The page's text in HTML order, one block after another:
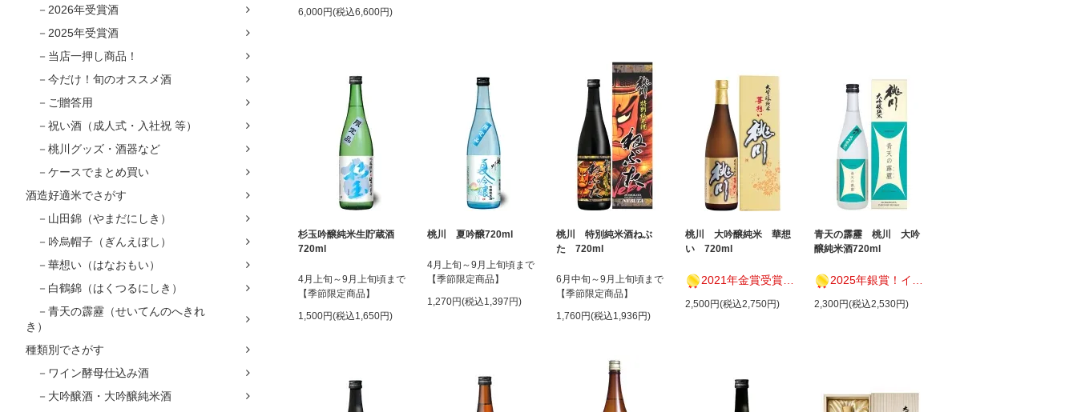
－2026年受賞酒
－2025年受賞酒
－当店一押し商品！
－今だけ！旬のオススメ酒
－ご贈答用
－祝い酒（成人式・入社祝 等）
－桃川グッズ・酒器など
－ケースでまとめ買い
酒造好適米でさがす
－山田錦（やまだにしき）
－吟烏帽子（ぎんえぼし）
－華想い（はなおもい）
－白鶴錦（はくつるにしき）
－青天の霹靂（せいてんのへきれ
き）
種類別でさがす
－ワイン酵母仕込み酒
－大吟醸酒・大吟醸純米酒
6,000円(税込6,600円)
杉玉吟醸純米生貯蔵酒
720ml
4月上旬～9月上旬頃まで
【季節限定商品】
1,500円(税込1,650円)
桃川 夏吟醸720ml
4月上旬～9月上旬頃まで
【季節限定商品】
1,270円(税込1,397円)
桃川 特別純米酒ねぶ
た 720ml
6月中旬～9月上旬頃まで
【季節限定商品】
1,760円(税込1,936円)
桃川 大吟醸純米 華想
い 720ml
2021年金賞受賞！ International Wine Challenge 2021
2,500円(税込2,750円)
青天の霹靂 桃川 大吟
醸純米酒720ml
2025年銀賞！インターナショナルワインチャレンジ
2,300円(税込2,530円)